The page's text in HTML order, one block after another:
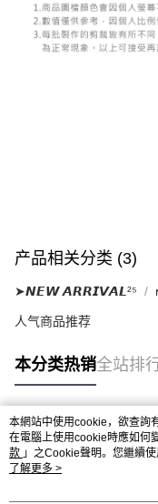
产品相关分类 (3)
➤𝙉𝙀𝙒 𝘼𝙍𝙍𝙄𝙑𝘼𝙇²⁵
人气商品推荐
本分类热销全站排
热门标签
本網站中使用cookie，欲查詢
在電腦上使用cookie時應如何
款 」之Cookie聲明。您繼續
之Cookie聲明使用cookie。
了解更多 >